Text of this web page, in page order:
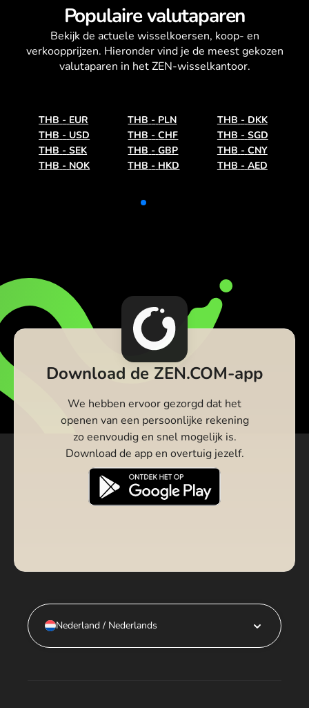
Populaire valutaparen
Bekijk de actuele wisselkoersen, koop- en
verkoopprijzen. Hieronder vind je de meest gekozen
valutaparen in het ZEN-wisselkantoor.
THB - EUR THB - PLN THB - DKK
THB - USD THB - CHF THB - SGD
THB - SEK THB - GBP THB - CNY
THB - NOK THB - HKD THB - AED
Download de ZEN.COM-app
We hebben ervoor gezorgd dat het
openen van een persoonlijke rekening
zo eenvoudig en snel mogelijk is.
Download de app en overtuig jezelf.
Nederland / Nederlands